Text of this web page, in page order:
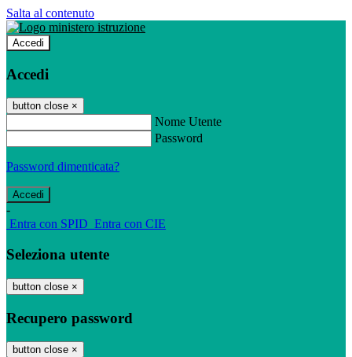
Salta al contenuto
Accedi
Accedi
button close ×
Nome Utente
Password
Password dimenticata?
-
Entra con SPID Entra con CIE
Seleziona utente
button close ×
Recupero password
button close ×